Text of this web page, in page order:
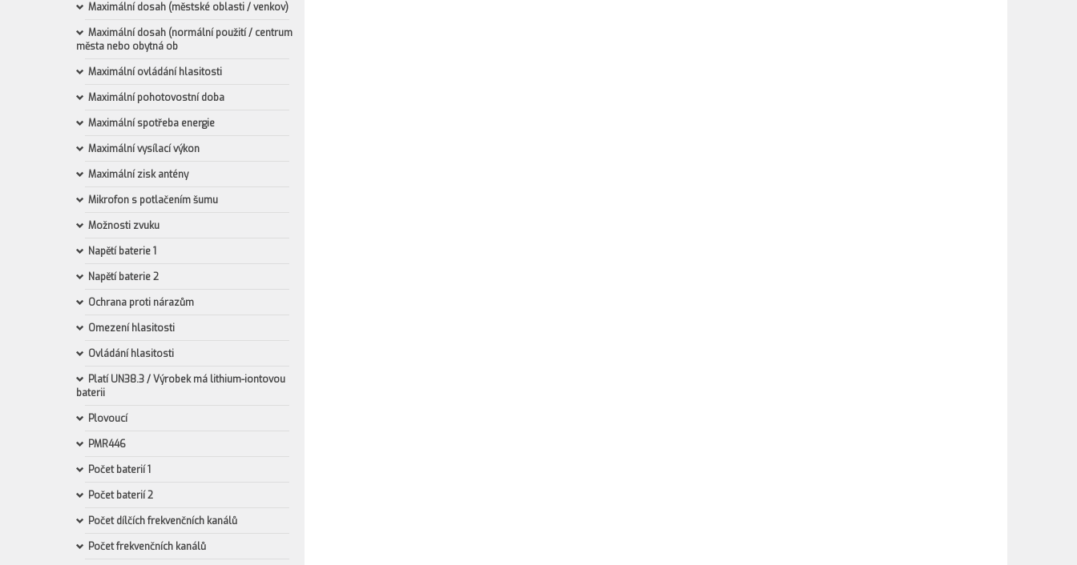
Maximální dosah (městské oblasti / venkov)
Maximální dosah (normální použití / centrum
města nebo obytná ob
Maximální ovládání hlasitosti
Maximální pohotovostní doba
Maximální spotřeba energie
Maximální vysílací výkon
Maximální zisk antény
Mikrofon s potlačením šumu
Možnosti zvuku
Napětí baterie 1
Napětí baterie 2
Ochrana proti nárazům
Omezení hlasitosti
Ovládání hlasitosti
Platí UN38.3 / Výrobek má lithium-iontovou
baterii
Plovoucí
PMR446
Počet baterií 1
Počet baterií 2
Počet dílčích frekvenčních kanálů
Počet frekvenčních kanálů